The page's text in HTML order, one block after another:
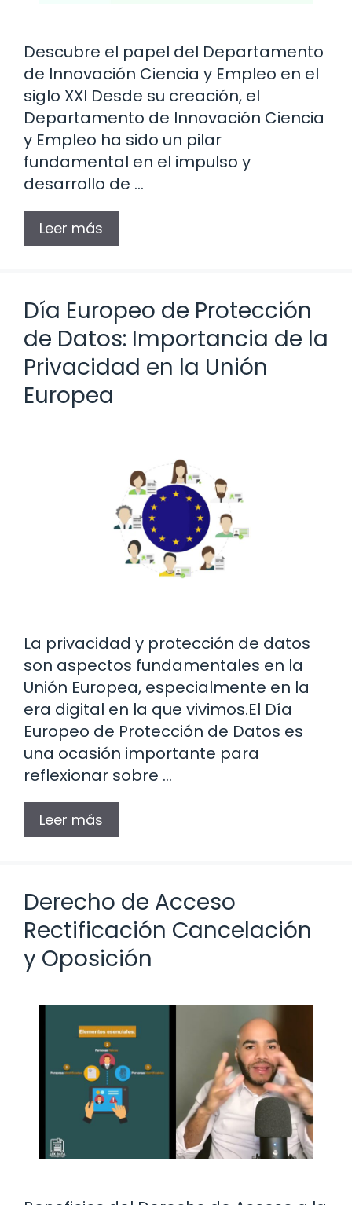
Descubre el papel del Departamento
de Innovación Ciencia y Empleo en el
siglo XXI Desde su creación, el
Departamento de Innovación Ciencia
y Empleo ha sido un pilar
fundamental en el impulso y
desarrollo de …
Leer más
Día Europeo de Protección
de Datos: Importancia de la
Privacidad en la Unión
Europea
La privacidad y protección de datos
son aspectos fundamentales en la
Unión Europea, especialmente en la
era digital en la que vivimos.El Día
Europeo de Protección de Datos es
una ocasión importante para
reflexionar sobre …
Leer más
Derecho de Acceso
Rectificación Cancelación
y Oposición